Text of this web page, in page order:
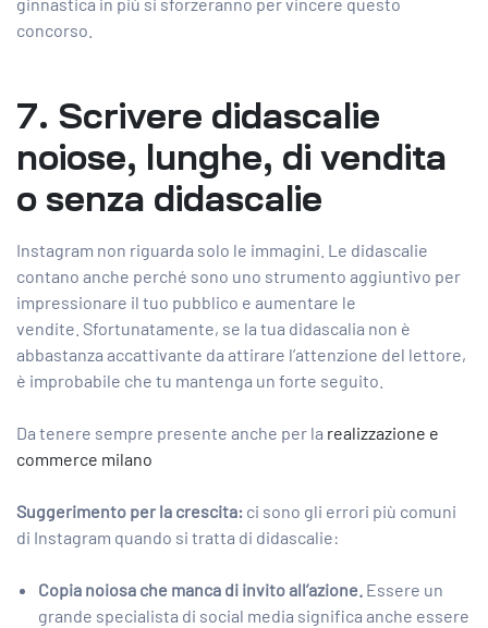
ginnastica in più si sforzeranno per vincere questo
concorso.
7. Scrivere didascalie
noiose, lunghe, di vendita
o senza didascalie
Instagram non riguarda solo le immagini. Le didascalie
contano anche perché sono uno strumento aggiuntivo per
impressionare il tuo pubblico e aumentare le
vendite. Sfortunatamente, se la tua didascalia non è
abbastanza accattivante da attirare l’attenzione del lettore,
è improbabile che tu mantenga un forte seguito.
Da tenere sempre presente anche per la realizzazione e
commerce milano
Suggerimento per la crescita: ci sono gli errori più comuni
di Instagram quando si tratta di didascalie:
Copia noiosa che manca di invito all’azione. Essere un
grande specialista di social media significa anche essere